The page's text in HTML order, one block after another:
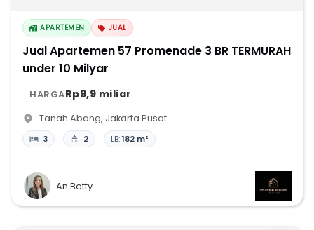
APARTEMEN JUAL
Jual Apartemen 57 Promenade 3 BR TERMURAH
under 10 Milyar
HARGARp9,9 miliar
Tanah Abang, Jakarta Pusat
3 2 LB:182 m²
An Betty